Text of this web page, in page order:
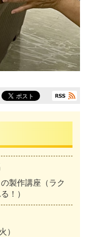
製作講座（ラク
！）
）